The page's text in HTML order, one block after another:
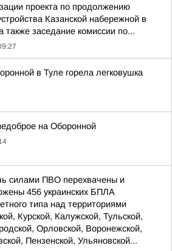
проекта по продолжению
Казанской набережной в
также заседание комиссии по...
в Туле горела легковушка
на Оборонной
силами ПВО перехвачены и
456 украинских БПЛА
типа над территориями
Курской, Калужской, Тульской,
Орловской, Воронежской,
Пензенской, Ульяновской...